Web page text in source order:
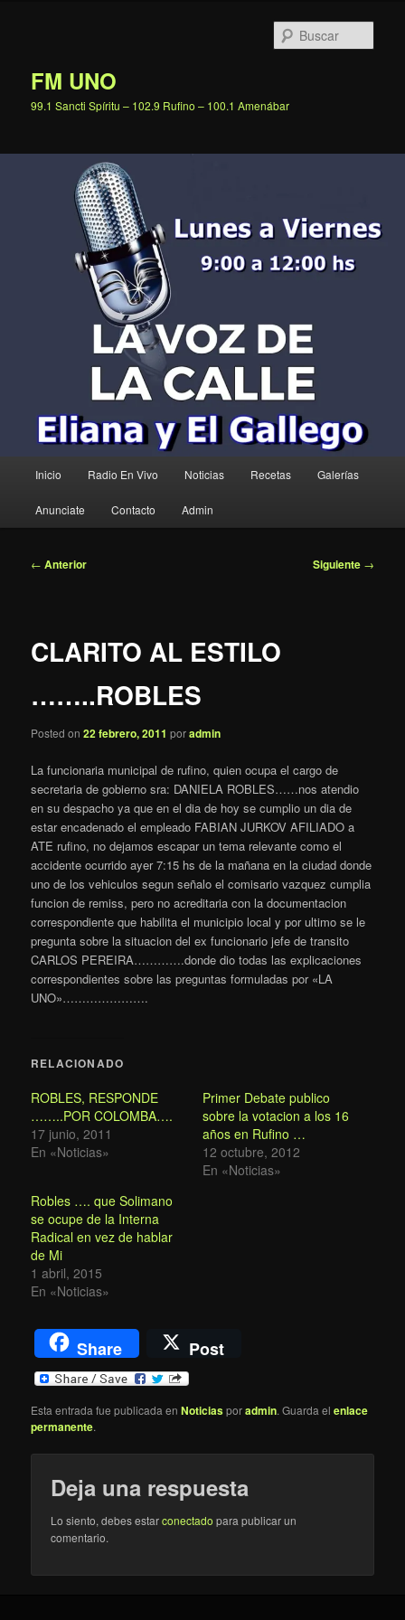
FM UNO
99.1 Sancti Spíritu – 102.9 Rufino – 100.1 Amenábar
principal
Inicio Radio En Vivo Noticias Recetas Galerías
Anunciate Contacto Admin
Navegación
← Anterior Siguiente →
CLARITO AL ESTILO
……..ROBLES
Posted on22 febrero, 2011 poradmin
La funcionaria municipal de rufino, quien ocupa el cargo de
secretaria de gobierno sra: DANIELA ROBLES……nos atendio
en su despacho ya que en el dia de hoy se cumplio un dia de
estar encadenado el empleado FABIAN JURKOV AFILIADO a
ATE rufino, no dejamos escapar un tema relevante como el
accidente ocurrido ayer 7:15 hs de la mañana en la ciudad donde
uno de los vehiculos segun señalo el comisario vazquez cumplia
funcion de remiss, pero no acreditaria con la documentacion
correspondiente que habilita el municipio local y por ultimo se le
pregunta sobre la situacion del ex funcionario jefe de transito
CARLOS PEREIRA………….donde dio todas las explicaciones
correspondientes sobre las preguntas formuladas por «LA
UNO»………………….
RELACIONADO
ROBLES, RESPONDE
……..POR COLOMBA….
17 junio, 2011
En «Noticias»
Primer Debate publico
sobre la votacion a los 16
años en Rufino …
12 octubre, 2012
En «Noticias»
Robles …. que Solimano
se ocupe de la Interna
Radical en vez de hablar
de Mi
1 abril, 2015
En «Noticias»
Share Post
Esta entrada fue publicada enNoticiasporadmin. Guarda elenlace
permanente.
Deja una respuesta
Lo siento, debes estarconectado para publicar un
comentario.